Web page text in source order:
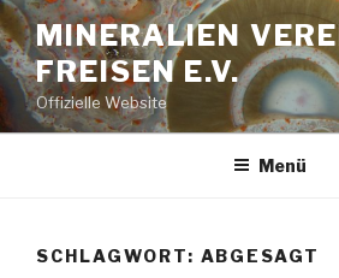
Zum
Inhalt
springen
MINERALIEN
FREISEN E.V.
Offizielle Website
Menü
SCHLAGWORT: ABGESAGT